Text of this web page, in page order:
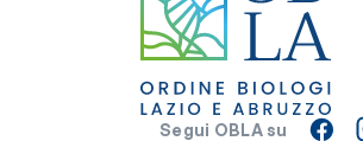
Segui OBLA su